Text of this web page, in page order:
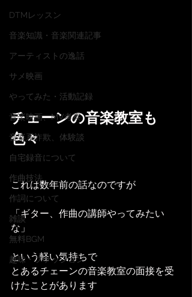
DTMレッスン
音楽知識・音楽関連記事
アーティストの逸話
サメ映画
やってみた・活動記録
音楽映画、MV考察
音楽系詐欺、体験談
自宅録音について
作曲技法
作詞について
雑談
無料BGM
趣味・ファッション
チェーンの音楽教室も
色々
これは数年前の話なのですが
「ギター、作曲の講師やってみたい
な」
という軽い気持ちで
とあるチェーンの音楽教室の面接を受
けたことがあります